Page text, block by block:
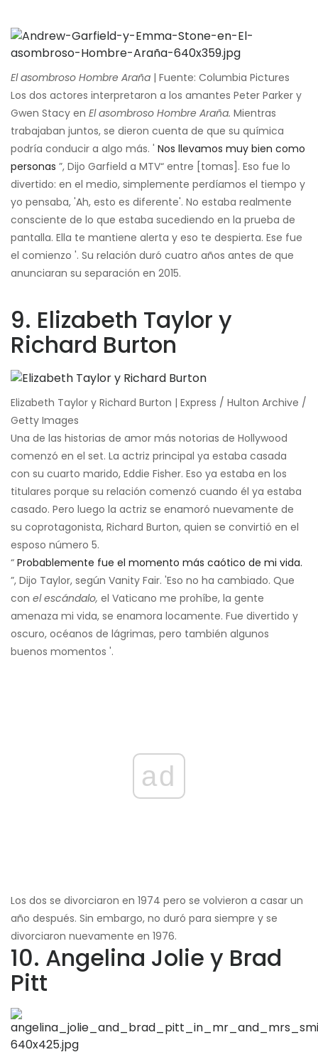
El asombroso Hombre Araña | Fuente: Columbia Pictures
Los dos actores interpretaron a los amantes Peter Parker y
Gwen Stacy en El asombroso Hombre Araña. Mientras
trabajaban juntos, se dieron cuenta de que su química
podría conducir a algo más. ' Nos llevamos muy bien como
personas ”, Dijo Garfield a MTV“ entre [tomas]. Eso fue lo
divertido: en el medio, simplemente perdíamos el tiempo y
yo pensaba, 'Ah, esto es diferente'. No estaba realmente
consciente de lo que estaba sucediendo en la prueba de
pantalla. Ella te mantiene alerta y eso te despierta. Ese fue
el comienzo '. Su relación duró cuatro años antes de que
anunciaran su separación en 2015.
9. Elizabeth Taylor y
Richard Burton
Elizabeth Taylor y Richard Burton | Express / Hulton Archive /
Getty Images
Una de las historias de amor más notorias de Hollywood
comenzó en el set. La actriz principal ya estaba casada
con su cuarto marido, Eddie Fisher. Eso ya estaba en los
titulares porque su relación comenzó cuando él ya estaba
casado. Pero luego la actriz se enamoró nuevamente de
su coprotagonista, Richard Burton, quien se convirtió en el
esposo número 5.
“ Probablemente fue el momento más caótico de mi vida.
”, Dijo Taylor, según Vanity Fair. 'Eso no ha cambiado. Que
con el escándalo, el Vaticano me prohíbe, la gente
amenaza mi vida, se enamora locamente. Fue divertido y
oscuro, océanos de lágrimas, pero también algunos
buenos momentos '.
ad
Los dos se divorciaron en 1974 pero se volvieron a casar un
año después. Sin embargo, no duró para siempre y se
divorciaron nuevamente en 1976.
10. Angelina Jolie y Brad
Pitt